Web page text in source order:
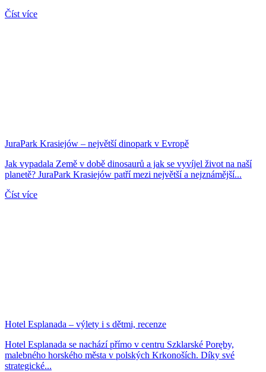
Číst více
JuraPark Krasiejów – největší dinopark v Evropě
Jak vypadala Země v době dinosaurů a jak se vyvíjel život na naší
planetě? JuraPark Krasiejów patří mezi největší a nejznámější...
Číst více
Hotel Esplanada – výlety i s dětmi, recenze
Hotel Esplanada se nachází přímo v centru Szklarské Poręby,
malebného horského města v polských Krkonoších. Díky své
strategické...